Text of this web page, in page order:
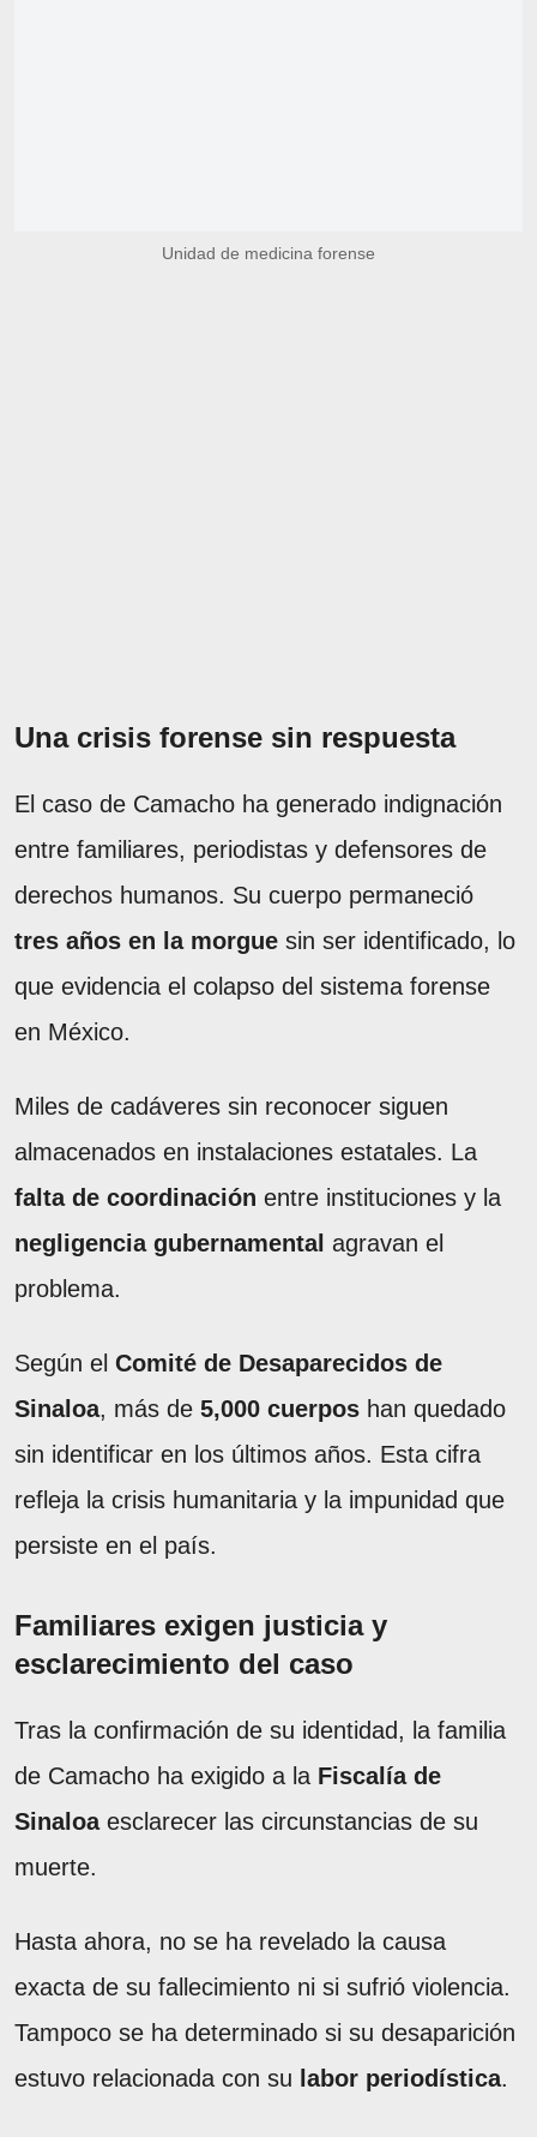
Unidad de medicina forense
Una crisis forense sin respuesta
El caso de Camacho ha generado indignación
entre familiares, periodistas y defensores de
derechos humanos. Su cuerpo permaneció
tres años en la morgue sin ser identificado, lo
que evidencia el colapso del sistema forense
en México.
Miles de cadáveres sin reconocer siguen
almacenados en instalaciones estatales. La
falta de coordinación entre instituciones y la
negligencia gubernamental agravan el
problema.
Según el Comité de Desaparecidos de
Sinaloa, más de 5,000 cuerpos han quedado
sin identificar en los últimos años. Esta cifra
refleja la crisis humanitaria y la impunidad que
persiste en el país.
Familiares exigen justicia y
esclarecimiento del caso
Tras la confirmación de su identidad, la familia
de Camacho ha exigido a la Fiscalía de
Sinaloaesclarecer las circunstancias de su
muerte.
Hasta ahora, no se ha revelado la causa
exacta de su fallecimiento ni si sufrió violencia.
Tampoco se ha determinado si su desaparición
estuvo relacionada con su labor periodística.